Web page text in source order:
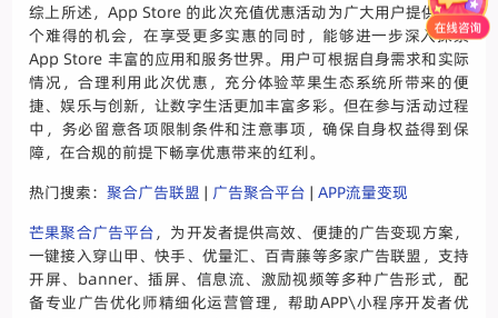
综上所述，App Store 的此次充值优惠活动为广大用户提供了一
个难得的机会，在享受更多实惠的同时，能够进一步深入探索
App Store 丰富的应用和服务世界。用户可根据自身需求和实际
情况，合理利用此次优惠，充分体验苹果生态系统所带来的便
捷、娱乐与创新，让数字生活更加丰富多彩。但在参与活动过程
中，务必留意各项限制条件和注意事项，确保自身权益得到保
障，在合规的前提下畅享优惠带来的红利。
热门搜索：聚合广告联盟 |广告聚合平台 |APP流量变现
芒果聚合广告平台，为开发者提供高效、便捷的广告变现方案，
一键接入穿山甲、快手、优量汇、百青藤等多家广告联盟，支持
开屏、banner、插屏、信息流、激励视频等多种广告形式，配
备专业广告优化师精细化运营管理，帮助APP\小程序开发者优